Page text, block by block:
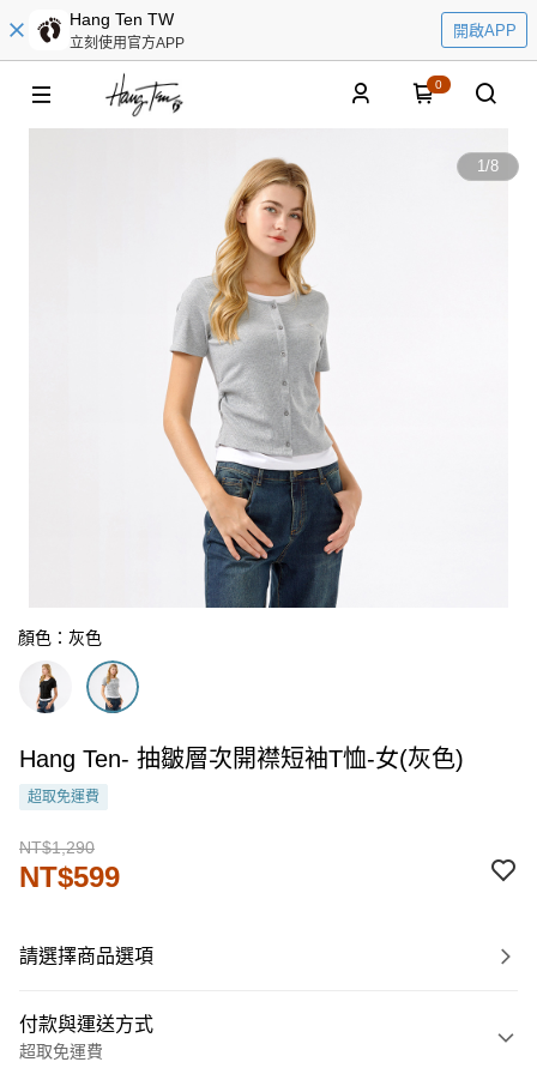
Hang Ten TW
立刻使用官方APP
開啟APP
0
1/8
顏色：灰色
Hang Ten- 抽皺層次開襟短袖T恤-女(灰色)
超取免運費
NT$1,290
NT$599
請選擇商品選項
付款與運送方式
超取免運費